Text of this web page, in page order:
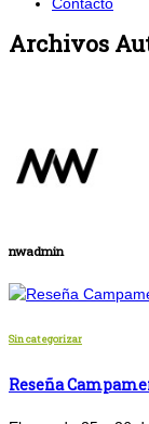
Archivos
nwadmin
Sin categorizar
Reseña